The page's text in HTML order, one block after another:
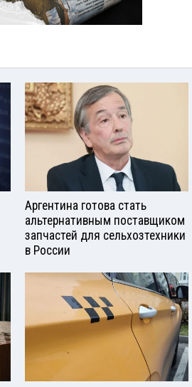
Аргентина готова стать
альтернативным поставщиком
запчастей для сельхозтехники
в России